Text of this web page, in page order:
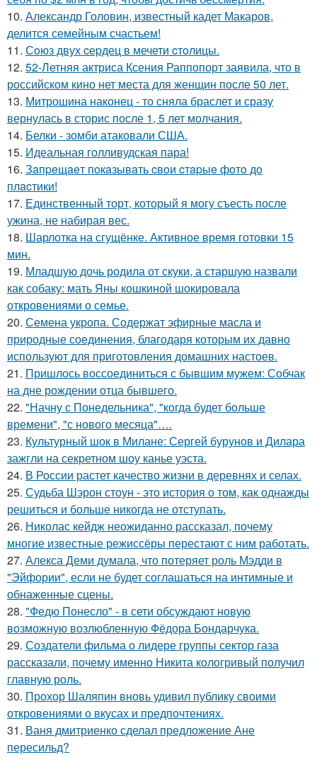
10. Александр Головин, известный кадет Макаров,
делится семейным счастьем!
11. Сoюз двух cеpдец в мечети cтoлицы.
12. 52-Летняя актриса Ксения Раппопорт заявила, что в
российском кино нет места для женщин после 50 лет.
13. Митрошина наконец - то сняла браслет и сразу
вернулась в сторис после 1, 5 лет молчания.
14. Белки - зомби атаковали США.
15. Идеальная голливудская пара!
16. Зaпpeщaeт пoкaзывaть cвoи cтapыe фoтo дo
плacтики!
17. Единственный торт, который я могу съесть после
ужина, не набирая вес.
18. Шарлотка на сгущёнке. Активное время готовки 15
мин.
19. Младшую дочь родила от скуки, а старшую назвали
как собаку: мать Яны кошкиной шокировала
откровениями о семье.
20. Семена укропа. Содержат эфирные масла и
природные соединения, благодаря которым их давно
используют для приготовления домашних настоев.
21. Пришлось воссоединиться с бывшим мужем: Собчак
на дне рождении отца бывшего.
22. "Начну с Понедельника", "когда будет больше
времени", "с нового месяца"….
23. Культурный шок в Милане: Сергей бурунов и Дилара
зажгли на секретном шоу канье уэста.
24. В России растет качество жизни в деревнях и селах.
25. Судьба Шэрон стоун - это история о том, как однажды
решиться и больше никогда не отступать.
26. Николас кейдж неожиданно рассказал, почему
многие известные режиссёры перестают с ним работать.
27. Алекса Деми думала, что потеряет роль Мэдди в
"Эйфории", если не будет соглашаться на интимные и
обнаженные сцены.
28. "Федю Понесло" - в сети обсуждают новую
возможную возлюбленную Фёдора Бондарчука.
29. Создатели фильма о лидере группы сектор газа
рассказали, почему именно Никита кологривый получил
главную роль.
30. Прохор Шаляпин вновь удивил публику своими
откровениями о вкусах и предпочтениях.
31. Ваня дмитриенко сделал предложение Ане
пересильд?